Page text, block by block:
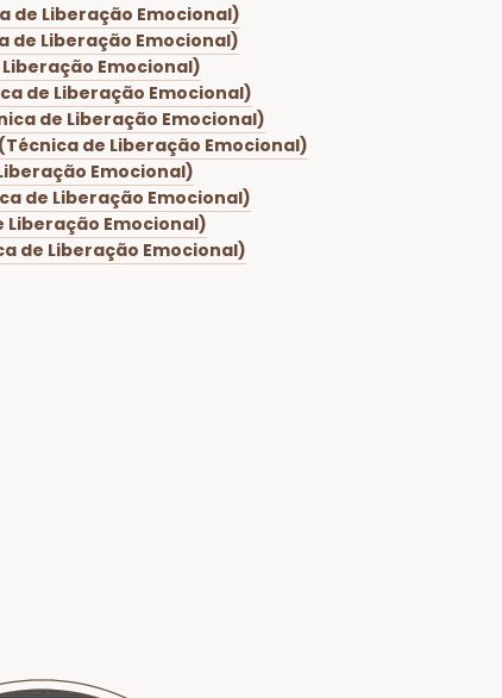
de Liberação Emocional)
de Liberação Emocional)
Liberação Emocional)
de Liberação Emocional)
de Liberação Emocional)
(Técnica de Liberação Emocional)
Emocional)
de Liberação Emocional)
Liberação Emocional)
de Liberação Emocional)